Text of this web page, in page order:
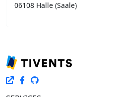
06108 Halle (Saale)